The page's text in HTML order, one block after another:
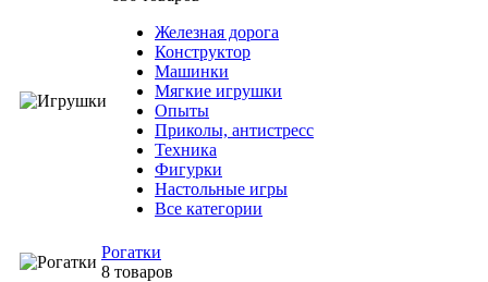
Железная дорога
Конструктор
Машинки
Мягкие игрушки
Опыты
Приколы, антистресс
Техника
Фигурки
Настольные игры
Все категории
Рогатки
8 товаров